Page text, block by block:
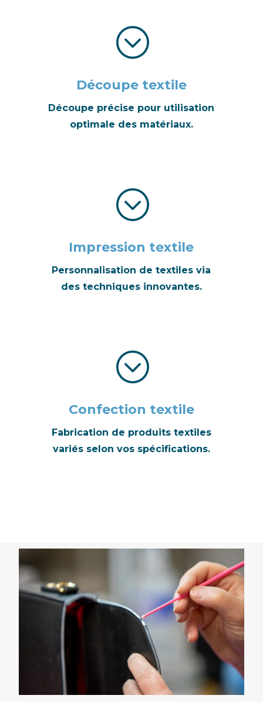
;
Découpe textile
Découpe précise pour utilisation
optimale des matériaux.
;
Impression textile
Personnalisation de textiles via
des techniques innovantes.
;
Confection textile
Fabrication de produits textiles
variés selon vos spécifications.